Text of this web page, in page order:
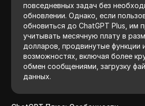
повседневных задач без
обновлении. Однако, если
обновиться до ChatGPT Plus, им
учитывать месячную плату в
долларов, продвинутые функции
возможностях, включая более
обмен сообщениями, загрузку
данных.